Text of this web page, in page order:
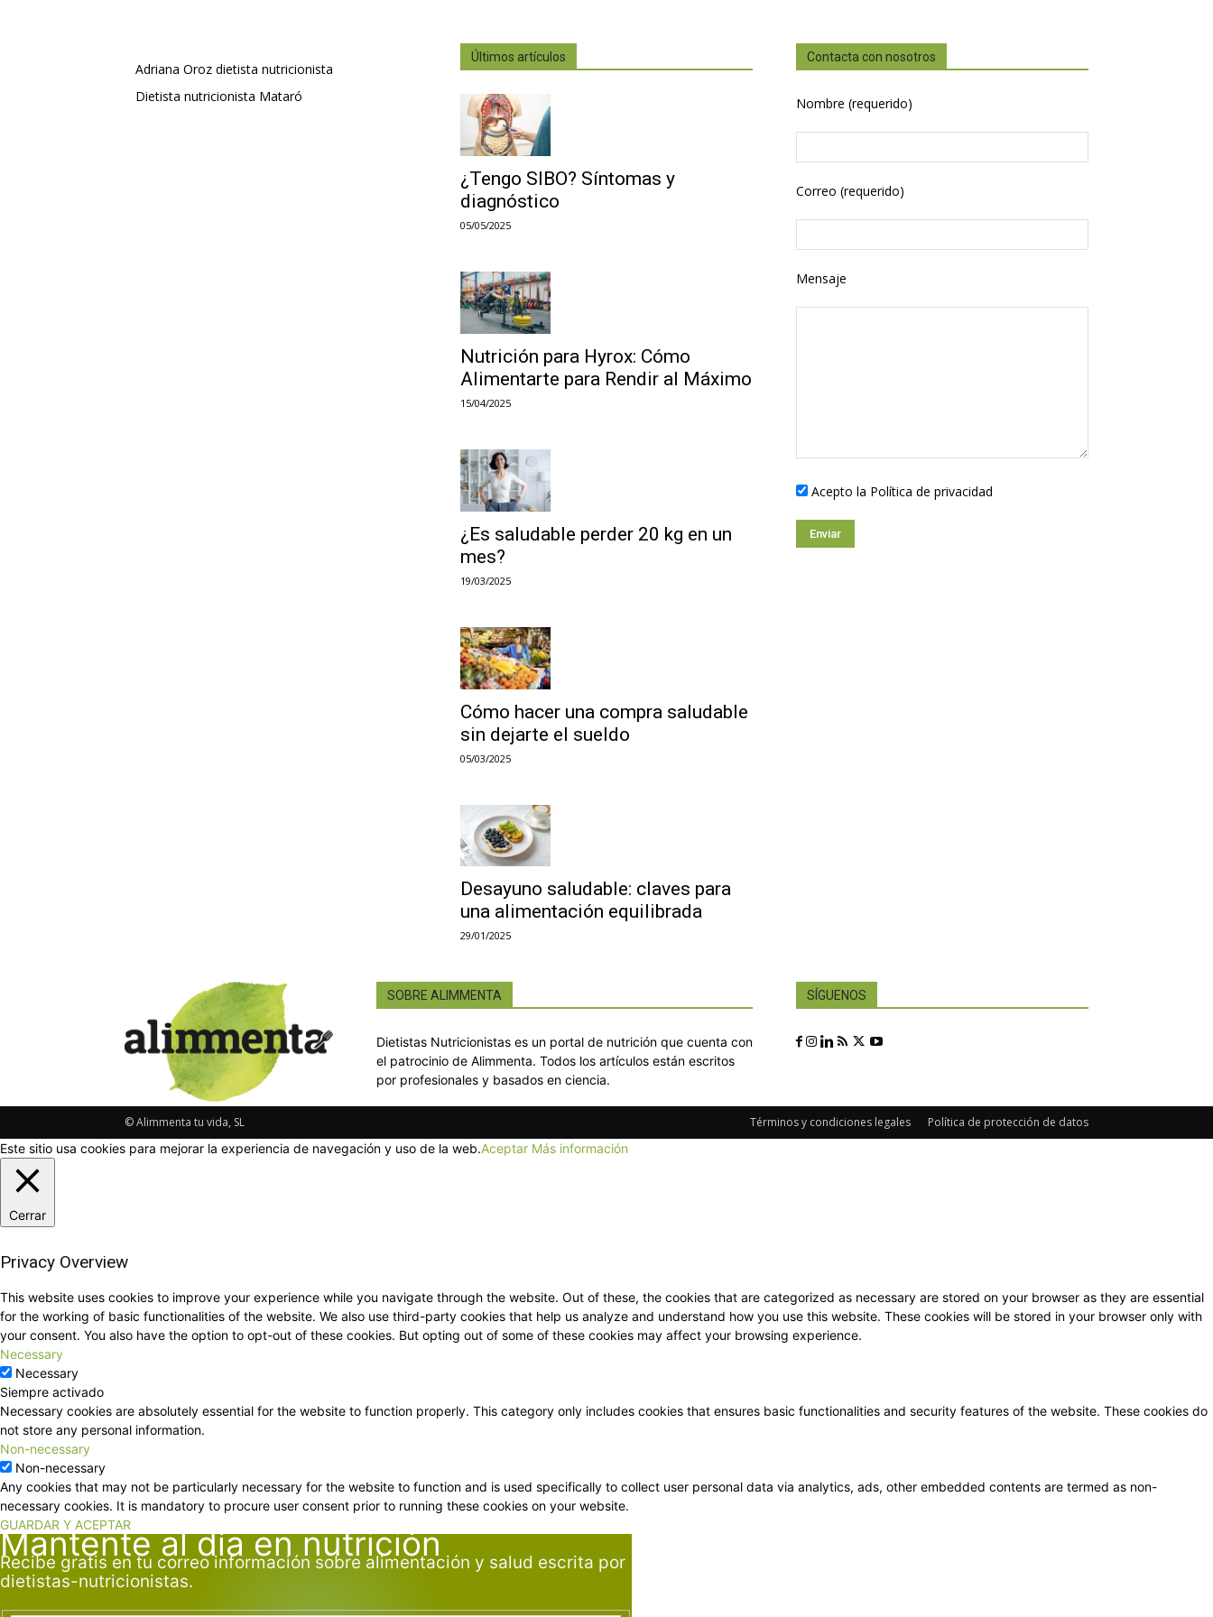
Adriana Oroz dietista nutricionista
Dietista nutricionista Mataró
Últimos artículos
¿Tengo SIBO? Síntomas y
diagnóstico
05/05/2025
Nutrición para Hyrox: Cómo
Alimentarte para Rendir al Máximo
15/04/2025
¿Es saludable perder 20 kg en un
mes?
19/03/2025
Cómo hacer una compra saludable
sin dejarte el sueldo
05/03/2025
Desayuno saludable: claves para
una alimentación equilibrada
29/01/2025
Contacta con nosotros
Nombre (requerido)
Correo (requerido)
Mensaje
Acepto la Política de privacidad
SOBRE ALIMMENTA
Dietistas Nutricionistas es un portal de nutrición que cuenta con
el patrocinio de Alimmenta. Todos los artículos están escritos
por profesionales y basados en ciencia.
SÍGUENOS
Términos y condiciones legales Política de protección de datos
© Alimmenta tu vida, SL
Este sitio usa cookies para mejorar la experiencia de navegación y uso de la web.Aceptar Más información
Cerrar
Privacy Overview
This website uses cookies to improve your experience while you navigate through the website. Out of these, the cookies that are categorized as necessary are stored on your browser as they are essential
for the working of basic functionalities of the website. We also use third-party cookies that help us analyze and understand how you use this website. These cookies will be stored in your browser only with
your consent. You also have the option to opt-out of these cookies. But opting out of some of these cookies may affect your browsing experience.
Necessary
Necessary
Siempre activado
Necessary cookies are absolutely essential for the website to function properly. This category only includes cookies that ensures basic functionalities and security features of the website. These cookies do
not store any personal information.
Non-necessary
Non-necessary
Any cookies that may not be particularly necessary for the website to function and is used specifically to collect user personal data via analytics, ads, other embedded contents are termed as non-
necessary cookies. It is mandatory to procure user consent prior to running these cookies on your website.
GUARDAR Y ACEPTAR
Mantente al día en nutrición
Recibe gratis en tu correo información sobre alimentación y salud escrita por
dietistas-nutricionistas.